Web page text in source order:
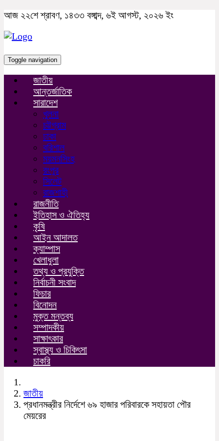
আজ ২২শে শ্রাবণ, ১৪৩৩ বঙ্গাব্দ, ৬ই আগস্ট, ২০২৬ ইং
Toggle navigation
জাতীয়
আন্তর্জাতিক
সারাদেশ
খুলনা
চট্টগ্রাম
ঢাকা
বরিশাল
ময়মনসিংহ
রংপুর
সিলেট
রাজশাহী
রাজনীতি
ইতিহাস ও ঐতিহ্য
কৃষি
আইন আদালত
ক্যাম্পাস
খেলাধুলা
তথ্য ও প্রযুক্তি
নির্বাচনী সংবাদ
ফিচার
বিনোদন
মুক্ত মন্তব্য
সম্পাদকীয়
সাক্ষাৎকার
স্বাস্থ্য ও চিকিৎসা
চাকরি
জাতীয়
প্রধানমন্ত্রীর নির্দেশে ৬৯ হাজার পরিবারকে সহায়তা পৌর
মেয়রের